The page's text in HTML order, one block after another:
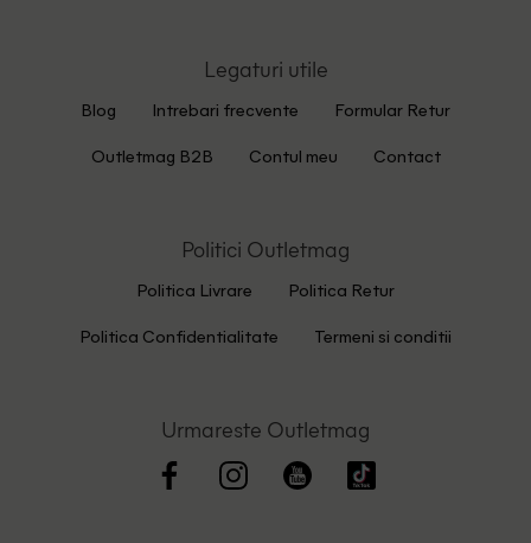
Legaturi utile
Blog Intrebari frecvente Formular Retur
Outletmag B2B Contul meu Contact
Politici Outletmag
Politica Livrare Politica Retur
Politica Confidentialitate Termeni si conditii
Urmareste Outletmag